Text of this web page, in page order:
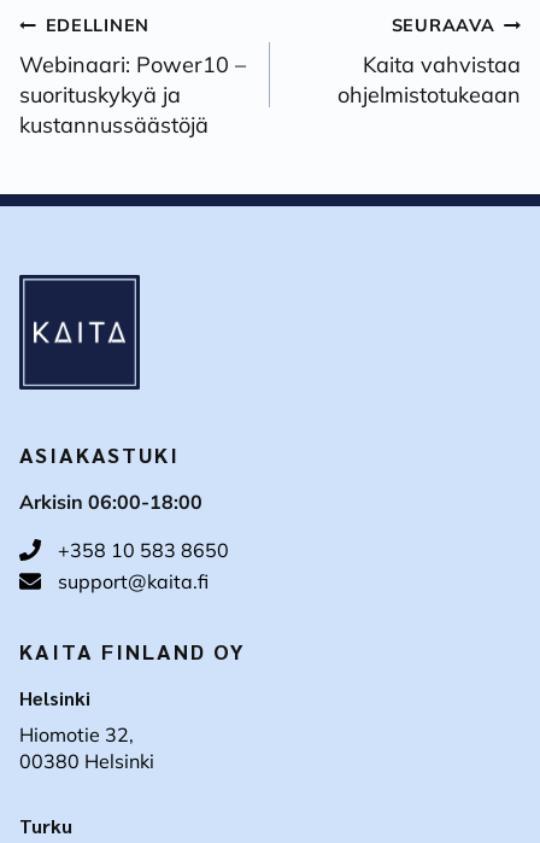
Artikkelien
selaus
EDELLINEN
Webinaari: Power10 –
suorituskykyä ja
kustannussäästöjä
SEURAAVA
Kaita vahvistaa
ohjelmistotukeaan
ASIAKASTUKI
Arkisin 06:00-18:00
+358 10 583 8650
support@kaita.fi
KAITA FINLAND OY
Helsinki
Hiomotie 32,
00380 Helsinki
Turku